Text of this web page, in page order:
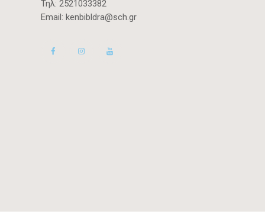
Τηλ: 2521033382
Email: kenbibldra@sch.gr